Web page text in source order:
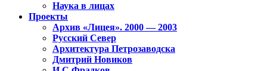
Наука в лицах
Проекты
Архив «Лицея». 2000 — 2003
Русский Север
Архитектура Петрозаводска
Дмитрий Новиков